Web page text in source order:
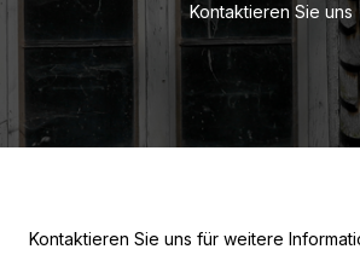
Kontaktieren Sie uns
Kontaktieren Sie uns für weitere